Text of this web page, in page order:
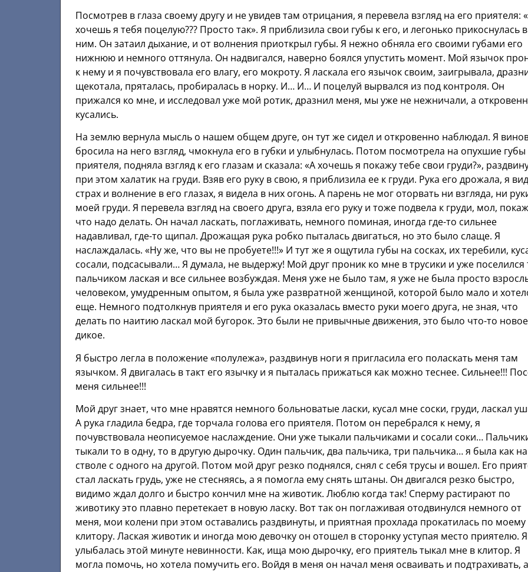
Посмотрев в глаза своему другу и не увидев там отрицания, я перевела взгляд на его приятеля:
хочешь я тебя поцелую??? Просто так». Я приблизила свои губы к его, и легонько прикоснулась в
ним. Он затаил дыхание, и от волнения приоткрыл губы. Я нежно обняла его своими губами его
нижнюю и немного оттянула. Он надвигался, наверно боялся упустить момент. Мой язычок
к нему и я почувствовала его влагу, его мокроту. Я ласкала его язычок своим, заигрывала,
щекотала, пряталась, пробиралась в норку. И… И… И поцелуй вырвался из под контроля. Он
прижался ко мне, и исследовал уже мой ротик, дразнил меня, мы уже не нежничали, а
кусались.
На землю вернула мысль о нашем общем друге, он тут же сидел и откровенно наблюдал. Я
бросила на него взгляд, чмокнула его в губки и улыбнулась. Потом посмотрела на опухшие губы
приятеля, подняла взгляд к его глазам и сказала: «А хочешь я покажу тебе свои груди?»,
при этом халатик на груди. Взяв его руку в свою, я приблизила ее к груди. Рука его дрожала, я
страх и волнение в его глазах, я видела в них огонь. А парень не мог оторвать ни взгляда, ни
моей груди. Я перевела взгляд на своего друга, взяла его руку и тоже подвела к груди, мол,
что надо делать. Он начал ласкать, поглаживать, немного поминая, иногда где-то сильнее
надавливал, где-то щипал. Дрожащая рука робко пыталась двигаться, но это было слаще. Я
наслаждалась. «Ну же, что вы не пробуете!!!» И тут же я ощутила губы на сосках, их теребили,
сосали, подсасывали… Я думала, не выдержу! Мой друг проник ко мне в трусики и уже поселился
пальчиком лаская и все сильнее возбуждая. Меня уже не было там, я уже не была просто
человеком, умудренным опытом, я была уже развратной женщиной, которой было мало и
еще. Немного подтолкнув приятеля и его рука оказалась вместо руки моего друга, не зная, что
делать по наитию ласкал мой бугорок. Это были не привычные движения, это было что-то новое
дикое.
Я быстро легла в положение «полулежа», раздвинув ноги я пригласила его поласкать меня там
язычком. Я двигалась в такт его язычку и я пыталась прижаться как можно теснее. Сильнее!!!
меня сильнее!!!
Мой друг знает, что мне нравятся немного больноватые ласки, кусал мне соски, груди, ласкал
А рука гладила бедра, где торчала голова его приятеля. Потом он перебрался к нему, я
почувствовала неописуемое наслаждение. Они уже тыкали пальчиками и сосали соки…
тыкали то в одну, то в другую дырочку. Один пальчик, два пальчика, три пальчика… я была как на
стволе с одного на другой. Потом мой друг резко поднялся, снял с себя трусы и вошел. Его
стал ласкать грудь, уже не стесняясь, а я помогла ему снять штаны. Он двигался резко быстро,
видимо ждал долго и быстро кончил мне на животик. Люблю когда так! Сперму растирают по
животику это плавно перетекает в новую ласку. Вот так он поглаживая отодвинулся немного от
меня, мои колени при этом оставались раздвинуты, и приятная прохлада прокатилась по моему
клитору. Лаская животик и иногда мою девочку он отошел в сторонку уступая место приятелю. Я
улыбалась этой минуте невинности. Как, ища мою дырочку, его приятель тыкал мне в клитор. Я
могла помочь, но хотела помучить его. Войдя в меня он начал меня осваивать и подтрахивать, а